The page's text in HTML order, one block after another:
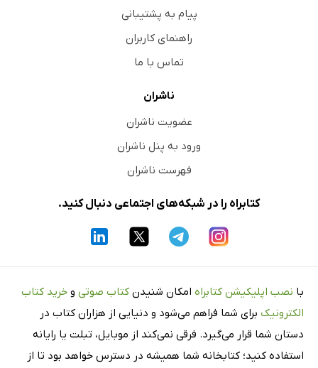
پیام به پشتیبانی
راهنمای کاربران
تماس با ما
ناشران
عضویت ناشران
ورود به پنل ناشران
فهرست ناشران
کتابراه را در شبکه‌های اجتماعی دنبال کنید.
با نصب اپلیکیشن کتابراه امکان شنیدن کتاب صوتی و خرید کتاب
الکترونیک برای شما فراهم می‌شود و دنیایی از هزاران کتاب در
دستان شما قرار می‌گیرد. فرقی نمی‌کند از موبایل، تبلت یا رایانه
استفاده کنید؛ کتابخانه شما همیشه در دسترس خواهد بود تا از